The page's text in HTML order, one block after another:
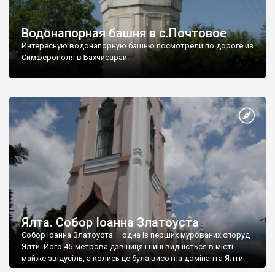
Водонапорная башня в с.Почтовое
Интересную водонапорную башню посмотрели по дороге из
Симферополя в Бахчисарай.
Ялта. Собор Іоанна Златоуста
Собор Іоанна Златоуста – одна із перших мурованих споруд
Ялти. Його 45-метрова дзвіниця і нині видніється в місті
майже звідусіль, а колись це була висотна домінанта Ялти.